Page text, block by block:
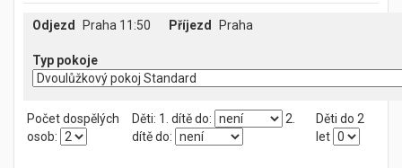
Odjezd Praha 11:50 Příjezd Praha
Typ pokoje
Počet dospělých
osob:
Děti: 1. dítě do:
2.
dítě do:
Děti do 2
let